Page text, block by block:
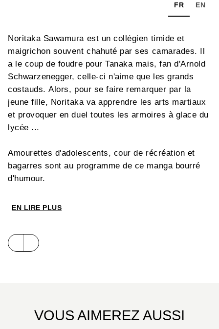
FR EN
Noritaka Sawamura est un collégien timide et
maigrichon souvent chahuté par ses camarades. Il
a le coup de foudre pour Tanaka mais, fan d'Arnold
Schwarzenegger, celle-ci n'aime que les grands
costauds. Alors, pour se faire remarquer par la
jeune fille, Noritaka va apprendre les arts martiaux
et provoquer en duel toutes les armoires à glace du
lycée ...
Amourettes d'adolescents, cour de récréation et
bagarres sont au programme de ce manga bourré
d'humour.
EN LIRE PLUS
VOUS AIMEREZ AUSSI